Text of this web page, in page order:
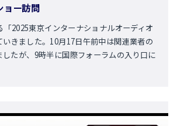
ョー訪問
「2025東京インターナショナルオーディオ
きました。10月17日午前中は関連業者の
たが、9時半に国際フォーラムの入り口に